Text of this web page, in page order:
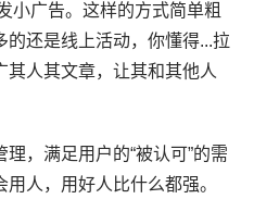
小广告。这样的方式简单粗
还是线上活动，你懂得...拉
其人其文章，让其和其他人
，满足用户的“被认可”的需
人，用好人比什么都强。